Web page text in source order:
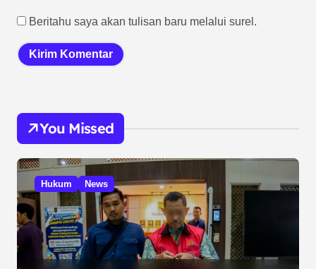
Beritahu saya akan tulisan baru melalui surel.
You Missed
Hukum News